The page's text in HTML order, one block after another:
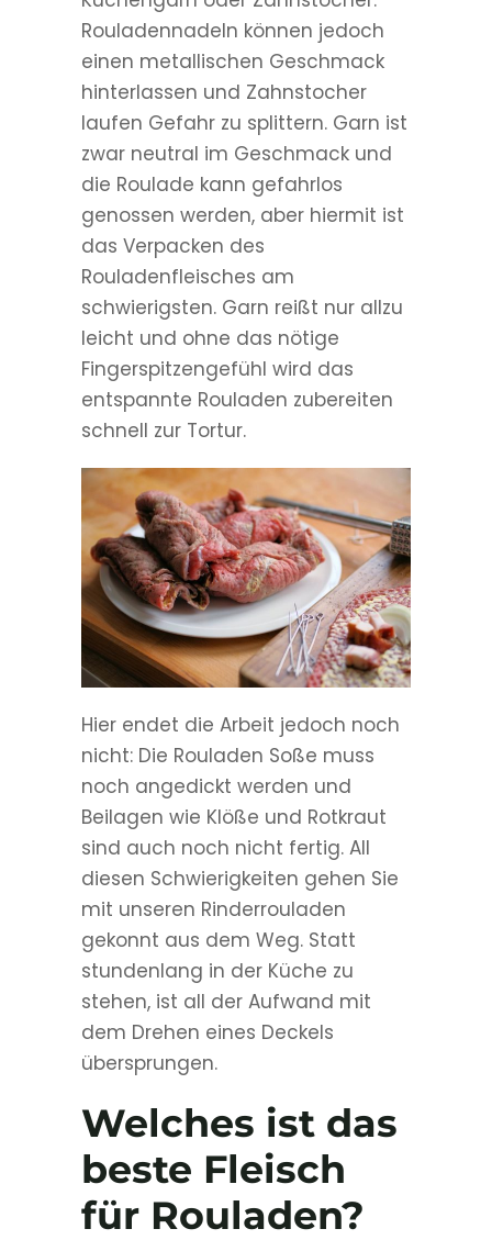
Rouladennadeln können jedoch
einen metallischen Geschmack
hinterlassen und Zahnstocher
laufen Gefahr zu splittern. Garn ist
zwar neutral im Geschmack und
die Roulade kann gefahrlos
genossen werden, aber hiermit ist
das Verpacken des
Rouladenfleisches am
schwierigsten. Garn reißt nur allzu
leicht und ohne das nötige
Fingerspitzengefühl wird das
entspannte Rouladen zubereiten
schnell zur Tortur.
Hier endet die Arbeit jedoch noch
nicht: Die Rouladen Soße muss
noch angedickt werden und
Beilagen wie Klöße und Rotkraut
sind auch noch nicht fertig. All
diesen Schwierigkeiten gehen Sie
mit unseren Rinderrouladen
gekonnt aus dem Weg. Statt
stundenlang in der Küche zu
stehen, ist all der Aufwand mit
dem Drehen eines Deckels
übersprungen.
Welches ist das
beste Fleisch
für Rouladen?